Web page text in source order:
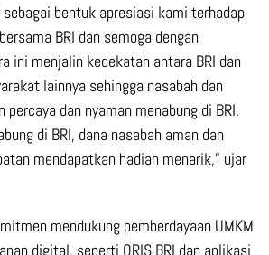
bentuk apresiasi kami terhadap
BRI dan semoga dengan
ini menjalin kedekatan antara BRI dan
lainnya sehingga nasabah dan
dan nyaman menabung di BRI.
di BRI, dana nasabah aman dan
mendapatkan hadiah menarik,” ujar
mendukung pemberdayaan UMKM
digital, seperti QRIS BRI dan aplikasi